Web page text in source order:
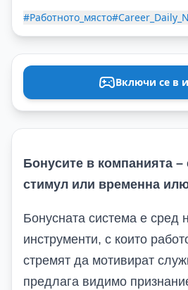
#Работното_място
Включи се в
Бонусите в компанията –
стимул или временна
Бонусната система е сред
инструменти, с които
стремят да мотивират
предлага видимо